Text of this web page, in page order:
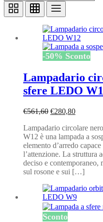
-50% Sconto
Lampadario
sfere LEDO
€561,60 Il
originale
era:
€561,60.
€280,80Il
attuale
è:
€280,80.
Lampadario circolare
W12 è una lampada a
elemento d’arredo
l’attenzione. La struttura
deciso e contemporaneo,
sul rosone e sui […]
Sconto